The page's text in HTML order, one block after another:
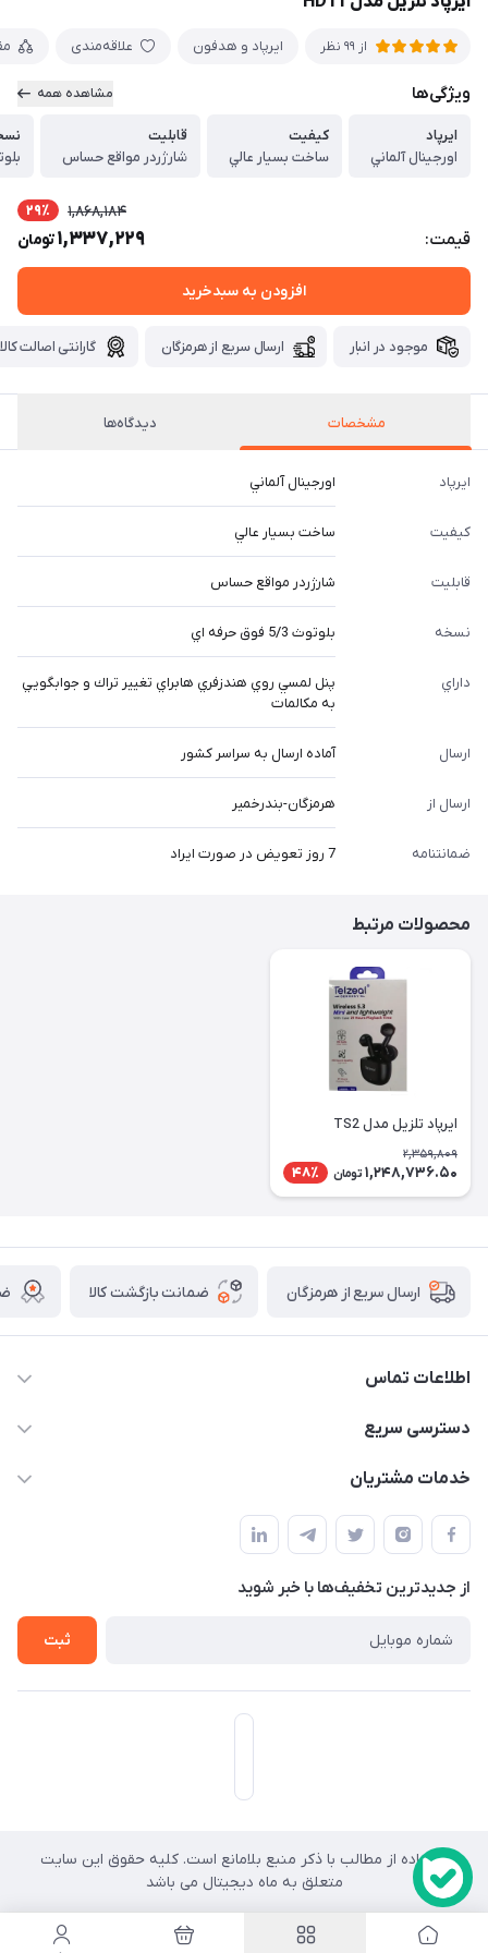
از 99 نظر ایرپاد و هدفون علاقه‌مندی
ویژگی‌ها مشاهده همه
ايرپاد
اورجينال آلماني
كيفيت
ساخت بسيار عالي
قابليت
شارژردر مواقع حساس
بلوتوث
قیمت:
1,868,184 29٪
1,337,229تومان
افزودن به سبدخرید
موجود در انبار ارسال سریع از هرمزگان گارانتی اصالت کالا
مشخصات دیدگاه‌ها
ايرپاد اورجينال آلماني
كيفيت ساخت بسيار عالي
قابليت شارژردر مواقع حساس
نسخه بلوتوث 5/3 فوق حرفه اي
داراي
پنل لمسي روي هندزفري هابراي تغيير تراك و جوابگويي
به مكالمات
ارسال آماده ارسال به سراسر کشور
ارسال از هرمزگان-بندرخمیر
ضمانتنامه 7 روز تعویض در صورت ایراد
محصولات مرتبط
ایرپاد تلزیل مدل TS2
2,359,809
1,248,736.50 تومان 48٪
ارسال سریع از هرمزگان ضمانت بازگشت کالا
اطلاعات تماس
09170079505
دسترسی سریع
حساب کاربری
لیست محصولات
درباره ما
خدمات مشتریان
قوانین و مقررات
حریم خصوصی
راهنما
از جدید‌ترین تخفیف‌ها با‌ خبر شوید
ثبت
کد
رهگیری
ارسالی
استفاده از مطالب با ذکر منبع بلامانع است. کلیه حقوق این سایت
متعلق به ماه دیجیتال می باشد